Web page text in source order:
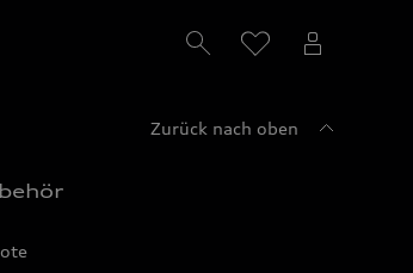
Zurück nach oben